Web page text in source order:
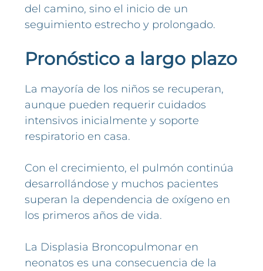
del camino, sino el inicio de un
seguimiento estrecho y prolongado.
Pronóstico a largo plazo
La mayoría de los niños se recuperan,
aunque pueden requerir cuidados
intensivos inicialmente y soporte
respiratorio en casa.
Con el crecimiento, el pulmón continúa
desarrollándose y muchos pacientes
superan la dependencia de oxígeno en
los primeros años de vida.
La Displasia Broncopulmonar en
neonatos es una consecuencia de la